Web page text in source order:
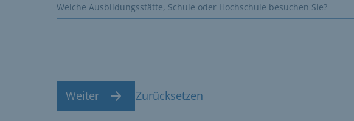
Welche Ausbildungsstätte, Schule oder Hochschule besuchen Sie?
Weiter Zurücksetzen